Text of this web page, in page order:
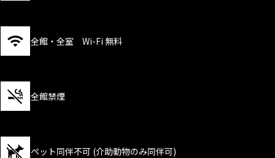
全館・全室 Wi-Fi 無料
全館禁煙
ペット同伴不可 (介助動物のみ同伴可)